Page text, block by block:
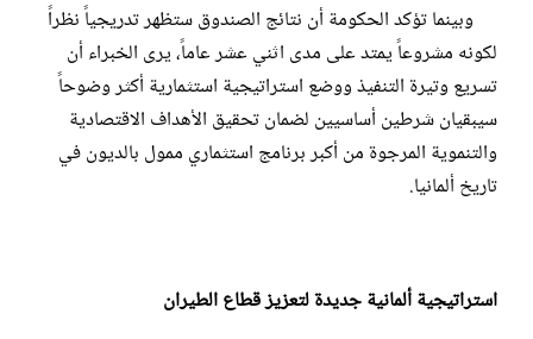
وبينما تؤكد الحكومة أن نتائج الصندوق ستظهر تدريجياً نظراً
لكونه مشروعاً يمتد على مدى اثني عشر عاماً، يرى الخبراء أن
تسريع وتيرة التنفيذ ووضع استراتيجية استثمارية أكثر وضوحاً
سيبقيان شرطين أساسيين لضمان تحقيق الأهداف الاقتصادية
والتنموية المرجوة من أكبر برنامج استثماري ممول بالديون في
تاريخ ألمانيا.
استراتيجية ألمانية جديدة لتعزيز قطاع الطيران